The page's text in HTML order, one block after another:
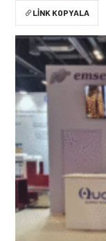
LINK KOPYALA